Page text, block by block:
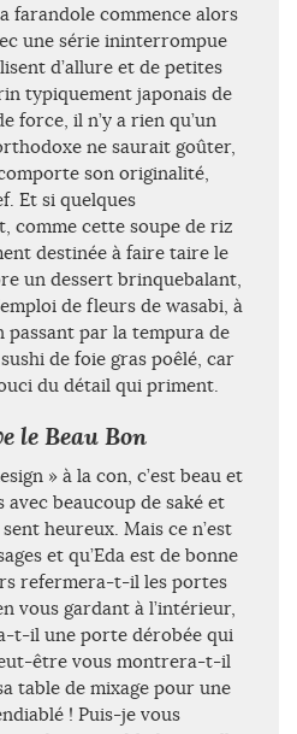
farandole commence alors
une série ininterrompue
d’allure et de petites
typiquement japonais de
force, il n’y a rien qu’un
ne saurait goûter,
son originalité,
Et si quelques
comme cette soupe de riz
destinée à faire taire le
un dessert brinquebalant,
de fleurs de wasabi, à
passant par la tempura de
de foie gras poêlé, car
du détail qui priment.
le Beau Bon
» à la con, c’est beau et
beaucoup de saké et
heureux. Mais ce n’est
et qu’Eda est de bonne
refermera-t-il les portes
vous gardant à l’intérieur,
t-il une porte dérobée qui
être vous montrera-t-il
table de mixage pour une
! Puis-je vous